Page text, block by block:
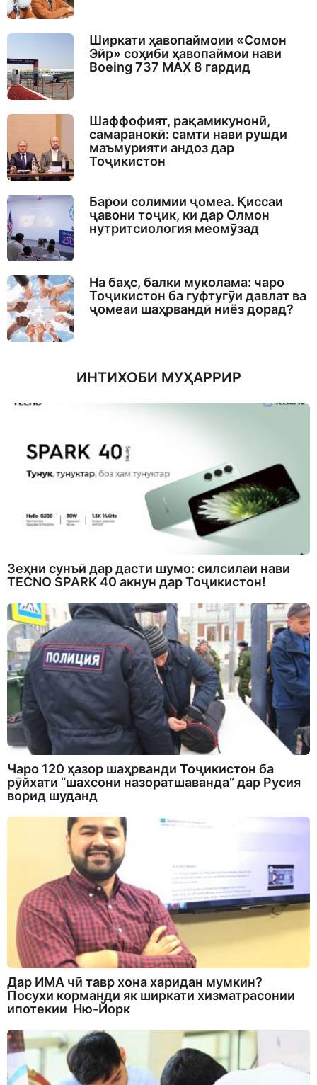
Ширкати ҳавопаймоии «Сомон
Эйр» соҳиби ҳавопаймои нави
Boeing 737 MAX 8 гардид
Шаффофият, рақамикунонӣ,
самаранокӣ: самти нави рушди
маъмурияти андоз дар
Тоҷикистон
Барои солимии ҷомеа. Қиссаи
ҷавони тоҷик, ки дар Олмон
нутритсиология меомӯзад
На баҳс, балки муколама: чаро
Тоҷикистон ба гуфтугӯи давлат ва
ҷомеаи шаҳрвандӣ ниёз дорад?
ИНТИХОБИ МУҲАРРИР
Зеҳни сунъӣ дар дасти шумо: силсилаи нави
TECNO SPARK 40 акнун дар Тоҷикистон!
Чаро 120 ҳазор шаҳрванди Тоҷикистон ба
рӯйхати “шахсони назоратшаванда” дар Русия
ворид шуданд
Дар ИМА чӣ тавр хона харидан мумкин?
Посухи корманди як ширкати хизматрасонии
ипотекии Ню-Йорк